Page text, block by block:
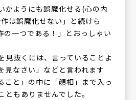
かようにも誤魔化せる(心の内
は誤魔化せない」と続けら
一つである！」とおっしゃい
見抜くには、言っていることよ
見なさい」などと言われます
こと」の中に「顔相」まで入っ
もありませんでした。